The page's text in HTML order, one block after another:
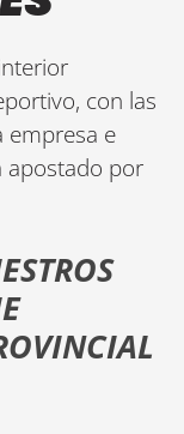
con las
empresa e
apostado por